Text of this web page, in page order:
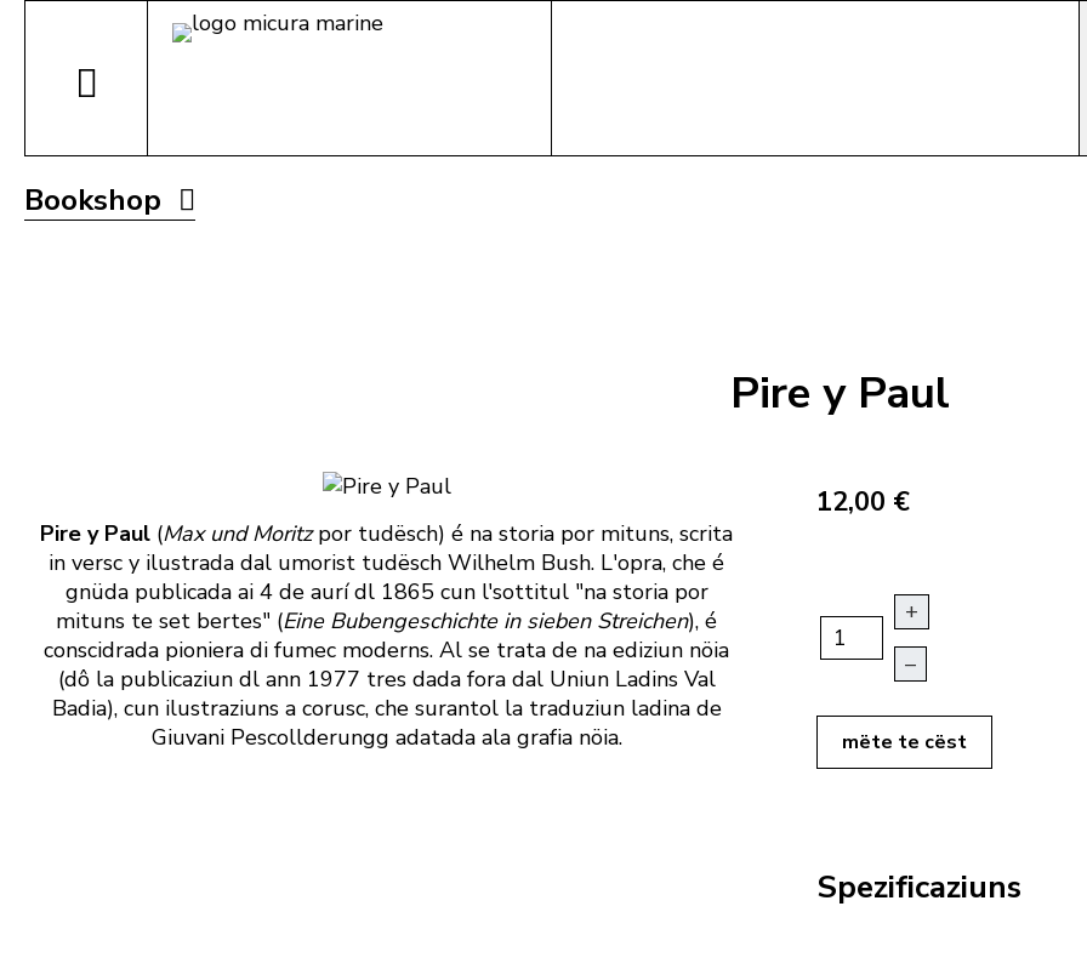
Bookshop
Pire y Paul
Pire y Paul (Max und Moritzpor tudësch) é na storia por mituns, scrita
in versc y ilustrada dal umorist tudësch Wilhelm Bush. L'opra, che é
gnüda publicada ai 4 de aurí dl 1865 cun l'sottitul "na storia por
mituns te set bertes" (Eine Bubengeschichte in sieben Streichen), é
conscidrada pioniera di fumec moderns. Al se trata de na ediziun nöia
(dô la publicaziun dl ann 1977 tres dada fora dal Uniun Ladins Val
Badia), cun ilustraziuns a corusc, che surantol la traduziun ladina de
Giuvani Pescollderungg adatada ala grafia nöia.
12,00 €
+
–
mëte te cëst
Spezificaziuns